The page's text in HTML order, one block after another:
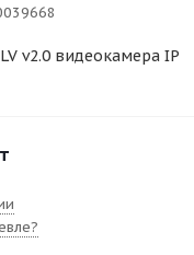
v2.0 видеокамера IP